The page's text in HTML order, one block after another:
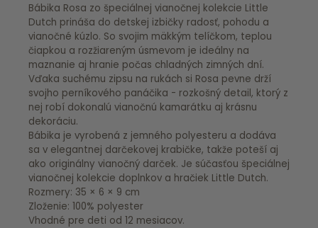
Bábika Rosa zo špeciálnej vianočnej kolekcie Little
Dutch prináša do detskej izbičky radosť, pohodu a
vianočné kúzlo. So svojim mäkkým telíčkom, teplou
čiapkou a rozžiareným úsmevom je ideálny na
maznanie aj hranie počas chladných zimných dní.
Vďaka suchému zipsu na rukách si Rosa pevne drží
svojho perníkového panáčika - rozkošný detail, ktorý z
nej robí dokonalú vianočnú kamarátku aj krásnu
dekoráciu.
Bábika je vyrobená z jemného polyesteru a dodáva
sa v elegantnej darčekovej krabičke, takže poteší aj
ako originálny vianočný darček. Je súčasťou špeciálnej
vianočnej kolekcie doplnkov a hračiek Little Dutch.
Rozmery: 35 × 6 × 9 cm
Zloženie: 100% polyester
Vhodné pre deti od 12 mesiacov.